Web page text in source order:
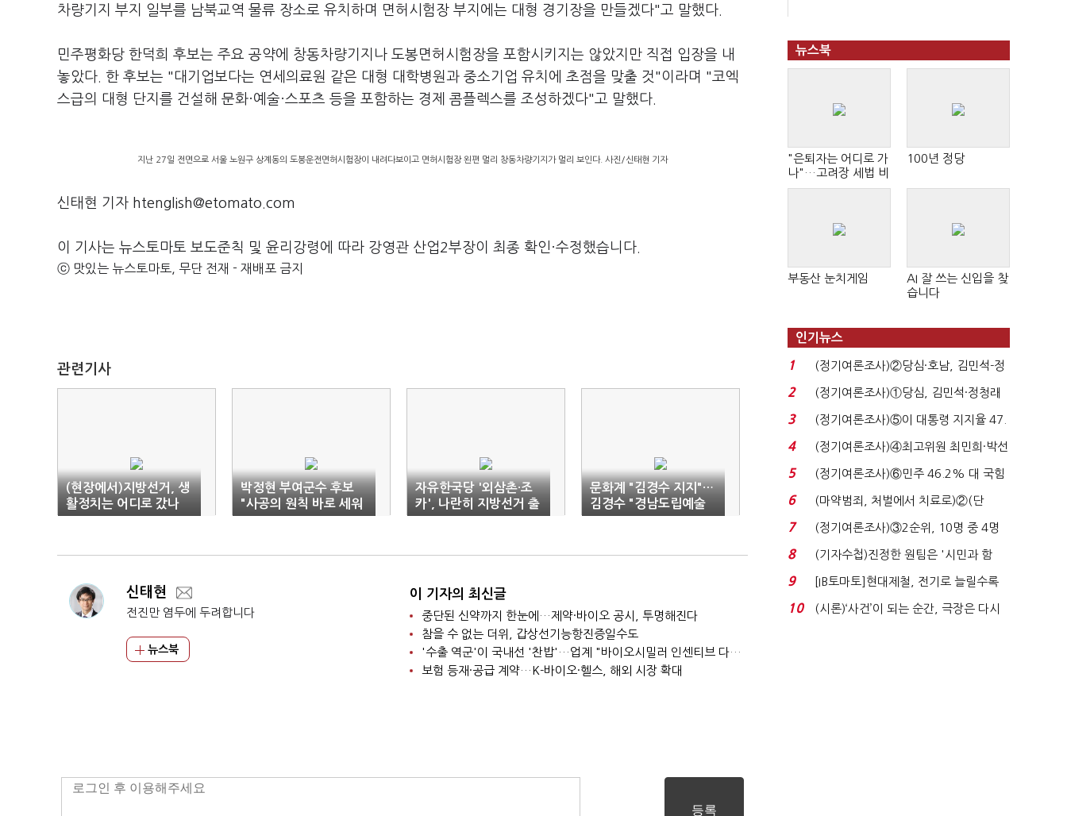
차량기지 부지 일부를 남북교역 물류 장소로 유치하며 면허시험장 부지에는 대형 경기장을 만들겠다"고 말했다.
민주평화당 한덕희 후보는 주요 공약에 창동차량기지나 도봉면허시험장을 포함시키지는 않았지만 직접 입장을 내
놓았다. 한 후보는 "대기업보다는 연세의료원 같은 대형 대학병원과 중소기업 유치에 초점을 맞출 것"이라며 "코엑
스급의 대형 단지를 건설해 문화·예술·스포츠 등을 포함하는 경제 콤플렉스를 조성하겠다"고 말했다.
지난 27일 전면으로 서울 노원구 상계동의 도봉운전면허시험장이 내려다보이고 면허시험장 왼편 멀리 창동차량기지가 멀리 보인다. 사진/신태현 기자
신태현 기자 htenglish@etomato.com
이 기사는 뉴스토마토 보도준칙 및 윤리강령에 따라 강영관 산업2부장이 최종 확인·수정했습니다.
ⓒ 맛있는 뉴스토마토, 무단 전재 - 재배포 금지
관련기사
(현장에서)지방선거, 생
활정치는 어디로 갔나
박정현 부여군수 후보
"사공의 원칙 바로 세워
야 할 때"
자유한국당 '외삼촌·조
카', 나란히 지방선거 출
마 화제
문화계 "김경수 지지"…
김경수 "경남도립예술
단 설립" 화답
신태현
전진만 염두에 두려합니다
뉴스북
이 기자의 최신글
중단된 신약까지 한눈에…제약·바이오 공시, 투명해진다
참을 수 없는 더위, 갑상선기능항진증일수도
'수출 역군'이 국내선 '찬밥'…업계 "바이오시밀러 인센티브 다각화 필요"
보험 등재·공급 계약…K-바이오·헬스, 해외 시장 확대
뉴스북
"은퇴자는 어디로 가
나"…고려장 세법 비
판 확산
100년 정당
부동산 눈치게임
AI 잘 쓰는 신입을 찾
습니다
인기뉴스
1
(정기여론조사)②당심·호남, 김민석-정
청래 '초접전'...
2
(정기여론조사)①당심, 김민석·정청래
'초접전'…대통령 ...
3
(정기여론조사)⑤이 대통령 지지율 47.
7%…일주일 만에 ...
4
(정기여론조사)④최고위원 최민희·박선
원 '양강'…서미...
5
(정기여론조사)⑥민주 46.2% 대 국힘
31.0%…오차범위 밖 ...
6
(마약범죄, 처벌에서 치료로)②(단
독)"마약은 전염병…여성...
7
(정기여론조사)③2순위, 10명 중 4명
'송영길'…정청래 '한 ...
8
(기자수첩)진정한 원팀은 '시민과 함
께'일 때 완성...
9
[IB토마토]현대제철, 전기로 늘릴수록
전기료 부담…저...
10
(시론)‘사건’이 되는 순간, 극장은 다시